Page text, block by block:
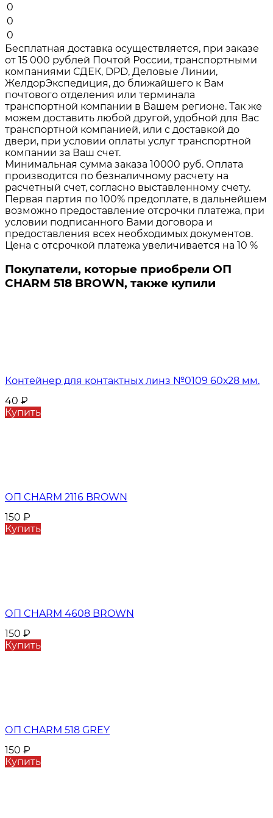
0
0
0
Бесплатная доставка осуществляется, при заказе
от 15 000 рублей Почтой России, транспортными
компаниями СДЕК, DPD, Деловые Линии,
ЖелдорЭкспедиция, до ближайшего к Вам
почтового отделения или терминала
транспортной компании в Вашем регионе. Так же
можем доставить любой другой, удобной для Вас
транспортной компанией, или с доставкой до
двери, при условии оплаты услуг транспортной
компании за Ваш счет.
Минимальная сумма заказа 10000 руб. Оплата
производится по безналичному расчету на
расчетный счет, согласно выставленному счету.
Первая партия по 100% предоплате, в дальнейшем
возможно предоставление отсрочки платежа, при
условии подписанного Вами договора и
предоставления всех необходимых документов.
Цена с отсрочкой платежа увеличивается на 10 %
Покупатели, которые приобрели ОП
CHARM 518 BROWN, также купили
Контейнер для контактных линз №0109 60х28 мм.
40 ₽
Купить
ОП CHARM 2116 BROWN
150 ₽
Купить
ОП CHARM 4608 BROWN
150 ₽
Купить
ОП CHARM 518 GREY
150 ₽
Купить